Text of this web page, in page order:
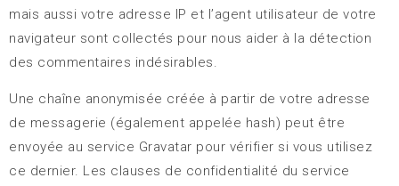
mais aussi votre adresse IP et l’agent utilisateur de votre
navigateur sont collectés pour nous aider à la détection
des commentaires indésirables.
Une chaîne anonymisée créée à partir de votre adresse
de messagerie (également appelée hash) peut être
envoyée au service Gravatar pour vérifier si vous utilisez
ce dernier. Les clauses de confidentialité du service